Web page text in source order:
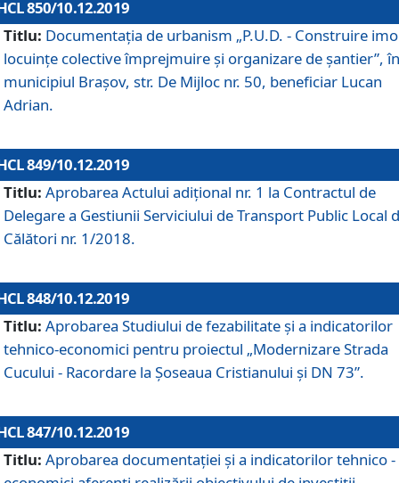
850/10.12.2019
Titlu: Documentaţia de urbanism „P.U.D. - Construire
locuințe colective împrejmuire și organizare de șantier”, în
municipiul Braşov, str. De Mijloc nr. 50, beneficiar Lucan
Adrian.
849/10.12.2019
Titlu: Aprobarea Actului adiţional nr. 1 la Contractul de
Delegare a Gestiunii Serviciului de Transport Public Local
Călători nr. 1/2018.
848/10.12.2019
Titlu: Aprobarea Studiului de fezabilitate şi a indicatorilor
tehnico-economici pentru proiectul „Modernizare Strada
Cucului - Racordare la Șoseaua Cristianului și DN 73”.
847/10.12.2019
Titlu: Aprobarea documentației și a indicatorilor tehnico -